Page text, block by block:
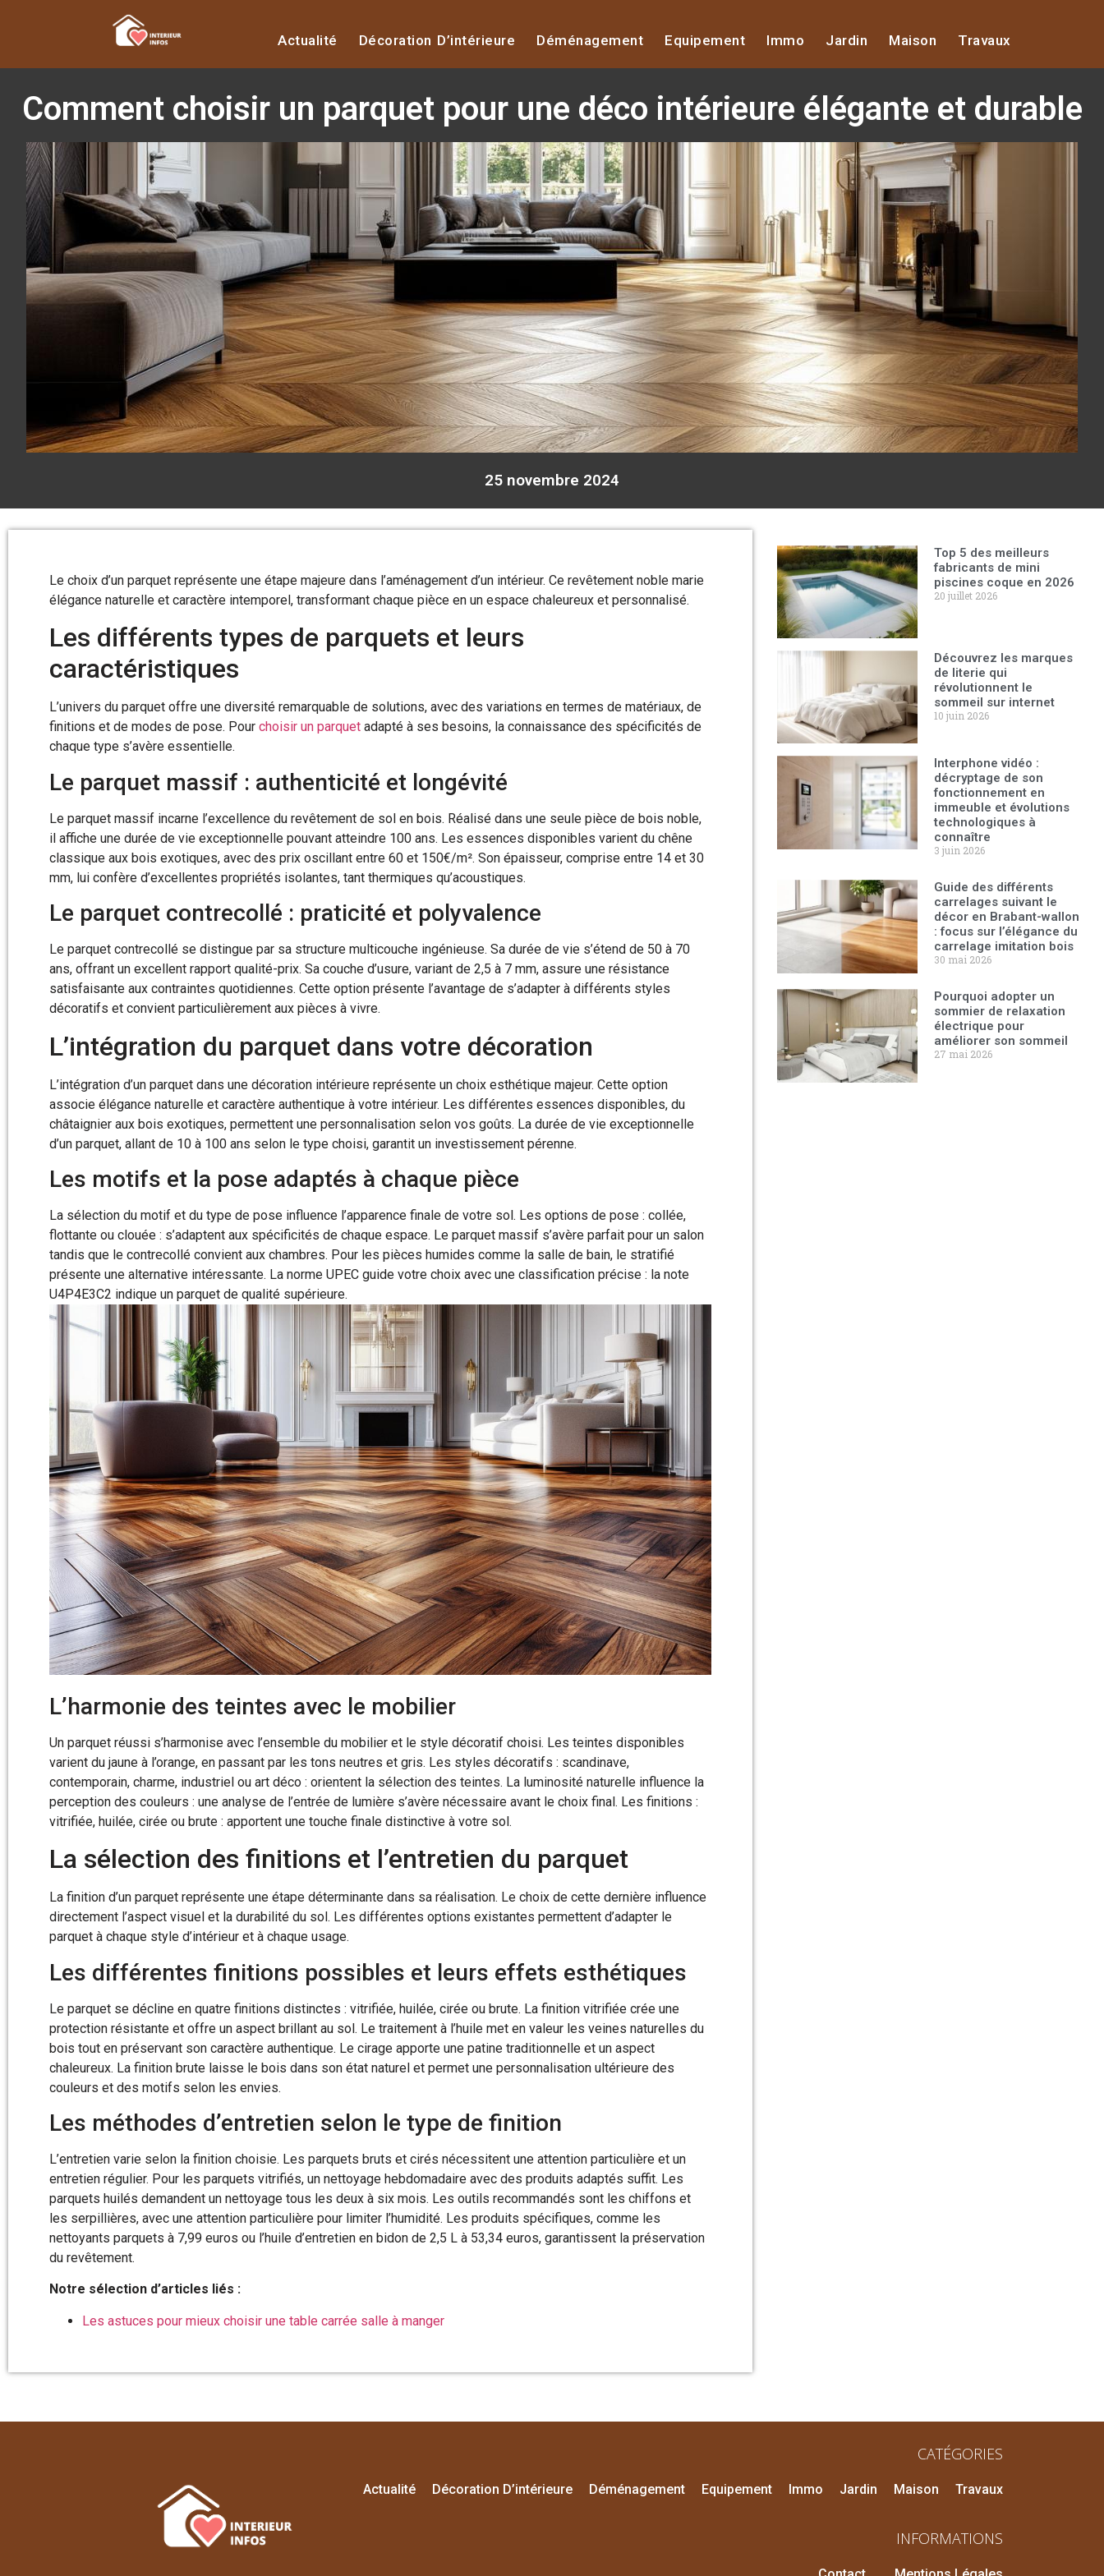
Actualité Décoration D’intérieure Déménagement Equipement Immo Jardin Maison Travaux
Comment choisir un parquet pour une déco intérieure élégante et durable
25 novembre 2024
Le choix d’un parquet représente une étape majeure dans l’aménagement d’un intérieur. Ce revêtement noble marie
élégance naturelle et caractère intemporel, transformant chaque pièce en un espace chaleureux et personnalisé.
Les différents types de parquets et leurs
caractéristiques
L’univers du parquet offre une diversité remarquable de solutions, avec des variations en termes de matériaux, de
finitions et de modes de pose. Pour choisir un parquet adapté à ses besoins, la connaissance des spécificités de
chaque type s’avère essentielle.
Le parquet massif : authenticité et longévité
Le parquet massif incarne l’excellence du revêtement de sol en bois. Réalisé dans une seule pièce de bois noble,
il affiche une durée de vie exceptionnelle pouvant atteindre 100 ans. Les essences disponibles varient du chêne
classique aux bois exotiques, avec des prix oscillant entre 60 et 150€/m². Son épaisseur, comprise entre 14 et 30
mm, lui confère d’excellentes propriétés isolantes, tant thermiques qu’acoustiques.
Le parquet contrecollé : praticité et polyvalence
Le parquet contrecollé se distingue par sa structure multicouche ingénieuse. Sa durée de vie s’étend de 50 à 70
ans, offrant un excellent rapport qualité-prix. Sa couche d’usure, variant de 2,5 à 7 mm, assure une résistance
satisfaisante aux contraintes quotidiennes. Cette option présente l’avantage de s’adapter à différents styles
décoratifs et convient particulièrement aux pièces à vivre.
L’intégration du parquet dans votre décoration
L’intégration d’un parquet dans une décoration intérieure représente un choix esthétique majeur. Cette option
associe élégance naturelle et caractère authentique à votre intérieur. Les différentes essences disponibles, du
châtaignier aux bois exotiques, permettent une personnalisation selon vos goûts. La durée de vie exceptionnelle
d’un parquet, allant de 10 à 100 ans selon le type choisi, garantit un investissement pérenne.
Les motifs et la pose adaptés à chaque pièce
La sélection du motif et du type de pose influence l’apparence finale de votre sol. Les options de pose : collée,
flottante ou clouée : s’adaptent aux spécificités de chaque espace. Le parquet massif s’avère parfait pour un salon
tandis que le contrecollé convient aux chambres. Pour les pièces humides comme la salle de bain, le stratifié
présente une alternative intéressante. La norme UPEC guide votre choix avec une classification précise : la note
U4P4E3C2 indique un parquet de qualité supérieure.
L’harmonie des teintes avec le mobilier
Un parquet réussi s’harmonise avec l’ensemble du mobilier et le style décoratif choisi. Les teintes disponibles
varient du jaune à l’orange, en passant par les tons neutres et gris. Les styles décoratifs : scandinave,
contemporain, charme, industriel ou art déco : orientent la sélection des teintes. La luminosité naturelle influence la
perception des couleurs : une analyse de l’entrée de lumière s’avère nécessaire avant le choix final. Les finitions :
vitrifiée, huilée, cirée ou brute : apportent une touche finale distinctive à votre sol.
La sélection des finitions et l’entretien du parquet
La finition d’un parquet représente une étape déterminante dans sa réalisation. Le choix de cette dernière influence
directement l’aspect visuel et la durabilité du sol. Les différentes options existantes permettent d’adapter le
parquet à chaque style d’intérieur et à chaque usage.
Les différentes finitions possibles et leurs effets esthétiques
Le parquet se décline en quatre finitions distinctes : vitrifiée, huilée, cirée ou brute. La finition vitrifiée crée une
protection résistante et offre un aspect brillant au sol. Le traitement à l’huile met en valeur les veines naturelles du
bois tout en préservant son caractère authentique. Le cirage apporte une patine traditionnelle et un aspect
chaleureux. La finition brute laisse le bois dans son état naturel et permet une personnalisation ultérieure des
couleurs et des motifs selon les envies.
Les méthodes d’entretien selon le type de finition
L’entretien varie selon la finition choisie. Les parquets bruts et cirés nécessitent une attention particulière et un
entretien régulier. Pour les parquets vitrifiés, un nettoyage hebdomadaire avec des produits adaptés suffit. Les
parquets huilés demandent un nettoyage tous les deux à six mois. Les outils recommandés sont les chiffons et
les serpillières, avec une attention particulière pour limiter l’humidité. Les produits spécifiques, comme les
nettoyants parquets à 7,99 euros ou l’huile d’entretien en bidon de 2,5 L à 53,34 euros, garantissent la préservation
du revêtement.
Notre sélection d’articles liés :
Les astuces pour mieux choisir une table carrée salle à manger
Top 5 des meilleurs
fabricants de mini
piscines coque en 2026
20 juillet 2026
Découvrez les marques
de literie qui
révolutionnent le
sommeil sur internet
10 juin 2026
Interphone vidéo :
décryptage de son
fonctionnement en
immeuble et évolutions
technologiques à
connaître
3 juin 2026
Guide des différents
carrelages suivant le
décor en Brabant-wallon
: focus sur l’élégance du
carrelage imitation bois
30 mai 2026
Pourquoi adopter un
sommier de relaxation
électrique pour
améliorer son sommeil
27 mai 2026
CATÉGORIES
Actualité Décoration D’intérieure Déménagement Equipement Immo Jardin Maison Travaux
INFORMATIONS